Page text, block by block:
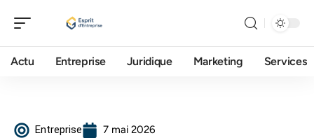
Actu Entreprise Juridique Marketing Services
Entreprise 7 mai 2026